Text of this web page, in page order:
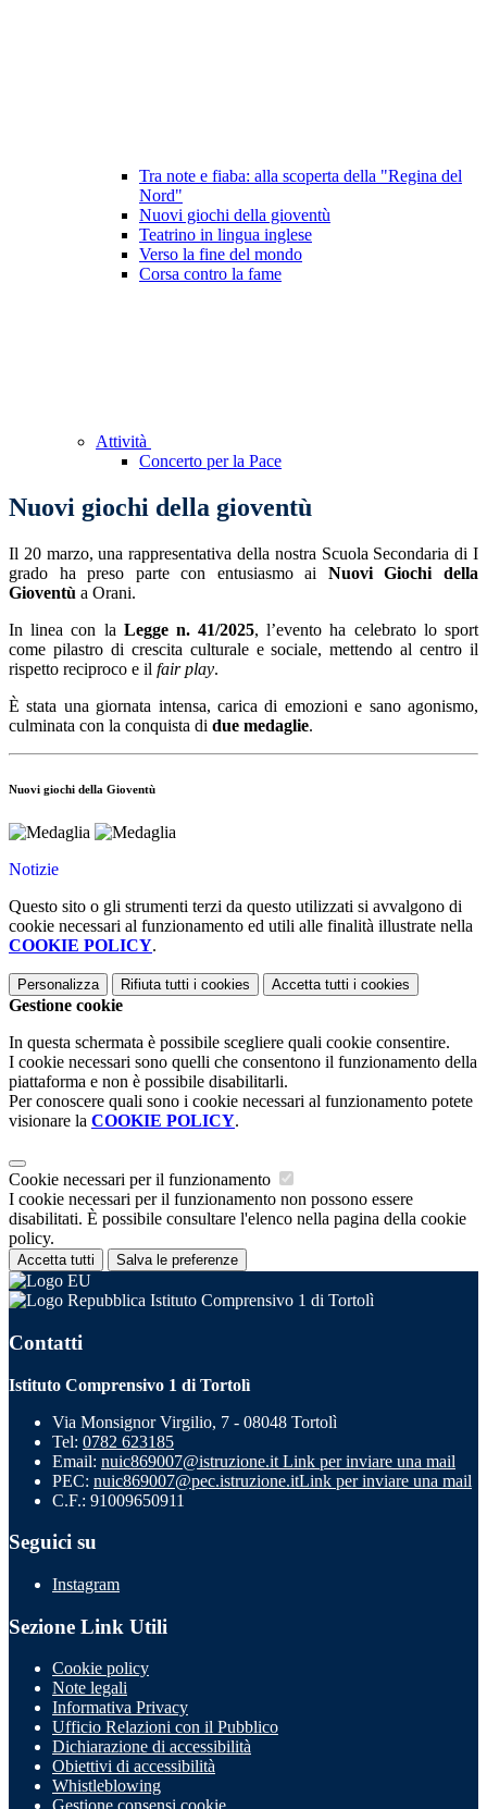
Tra note e fiaba: alla scoperta della "Regina del
Nord"
Nuovi giochi della gioventù
Teatrino in lingua inglese
Verso la fine del mondo
Corsa contro la fame
Attività
Concerto per la Pace
Nuovi giochi della gioventù
Il 20 marzo, una rappresentativa della nostra Scuola Secondaria di I
grado ha preso parte con entusiasmo ai Nuovi Giochi della
Gioventù a Orani.
In linea con la Legge n. 41/2025, l’evento ha celebrato lo sport
come pilastro di crescita culturale e sociale, mettendo al centro il
rispetto reciproco e il fair play.
È stata una giornata intensa, carica di emozioni e sano agonismo,
culminata con la conquista di due medaglie.
Nuovi giochi della Gioventù
Notizie
Questo sito o gli strumenti terzi da questo utilizzati si avvalgono di
cookie necessari al funzionamento ed utili alle finalità illustrate nella
COOKIE POLICY.
Personalizza Rifiuta tutti i cookies Accetta tutti i cookies
Gestione cookie
In questa schermata è possibile scegliere quali cookie consentire.
I cookie necessari sono quelli che consentono il funzionamento della
piattaforma e non è possibile disabilitarli.
Per conoscere quali sono i cookie necessari al funzionamento potete
visionare la COOKIE POLICY.
Cookie necessari per il funzionamento
I cookie necessari per il funzionamento non possono essere
disabilitati. È possibile consultare l'elenco nella pagina della cookie
policy.
Accetta tutti Salva le preferenze
Istituto Comprensivo 1 di Tortolì
Contatti
Istituto Comprensivo 1 di Tortolì
Via Monsignor Virgilio, 7 - 08048 Tortolì
Tel: 0782 623185
Email: nuic869007@istruzione.it Link per inviare una mail
PEC: nuic869007@pec.istruzione.itLink per inviare una mail
C.F.: 91009650911
Seguici su
Instagram
Sezione Link Utili
Cookie policy
Note legali
Informativa Privacy
Ufficio Relazioni con il Pubblico
Dichiarazione di accessibilità
Obiettivi di accessibilità
Whistleblowing